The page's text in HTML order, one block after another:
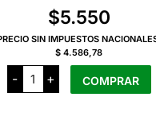
$5.550
SIN IMPUESTOS
$ 4.586,78
-
Heredia
Jengibre
cantidad
+ COMPRAR